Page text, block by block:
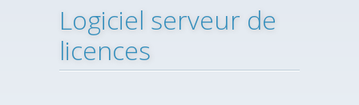
Logiciel serveur de
licences